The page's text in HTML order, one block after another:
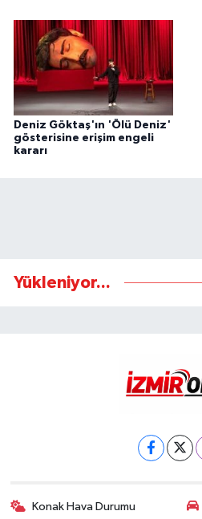
Deniz Göktaş'ın 'Ölü Deniz'
gösterisine erişim engeli
kararı
Yükleniyor...
Konak Hava Durumu